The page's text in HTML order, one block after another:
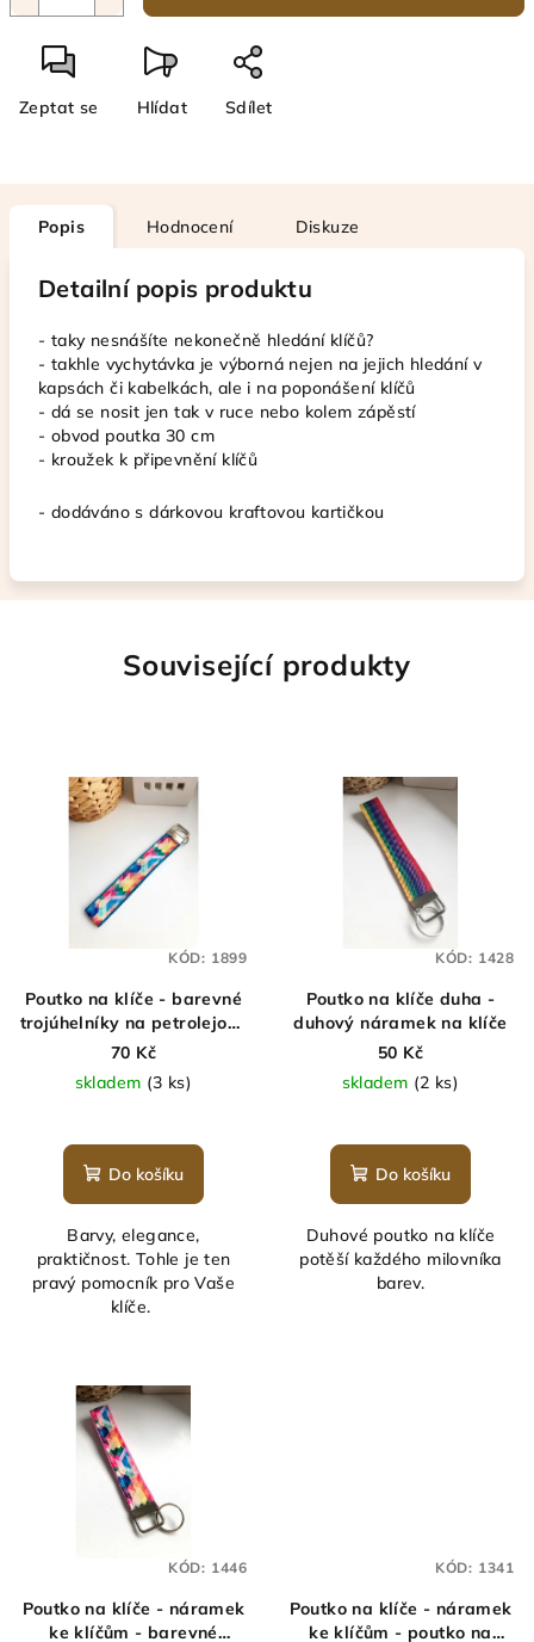
Zeptat se Hlídat Sdílet
Popis Hodnocení Diskuze
Detailní popis produktu
- taky nesnášíte nekonečně hledání klíčů?
- takhle vychytávka je výborná nejen na jejich hledání v
kapsách či kabelkách, ale i na poponášení klíčů
- dá se nosit jen tak v ruce nebo kolem zápěstí
- obvod poutka 30 cm
- kroužek k připevnění klíčů
- dodáváno s dárkovou kraftovou kartičkou
Související produkty
Poutko na klíče - barevné
trojúhelníky na petrolejové
- náramek na klíče
70 Kč
skladem (3 ks)
Do košíku
Barvy, elegance,
praktičnost. Tohle je ten
pravý pomocník pro Vaše
klíče.
KÓD: 1899
Poutko na klíče duha -
duhový náramek na klíče
50 Kč
skladem (2 ks)
Do košíku
Duhové poutko na klíče
potěší každého milovníka
barev.
KÓD: 1428
Poutko na klíče - náramek
ke klíčům - barevné
KÓD: 1446
Poutko na klíče - náramek
ke klíčům - poutko na
KÓD: 1341